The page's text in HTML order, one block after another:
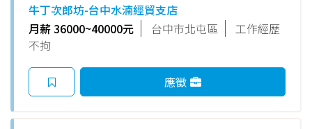
牛丁次郎坊-台中水湳經貿支店
月薪 36000~40000元
台中市北屯區
工作經歷
不拘
應徵